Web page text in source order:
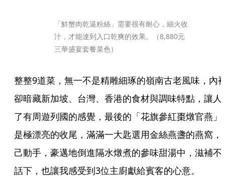
「鮮蟹肉乾逼粉絲」需要很有耐心，細火收
汁，才能達到入口乾爽的效果。（8,880元
三華盛宴套餐菜色）
整整9道菜，無一不是精雕細琢的嶺南古老風味，內
卻暗藏新加坡、台灣、香港的食材與調味特點，讓人
了有周遊列國的感覺，最後的「花旗參紅棗燉官燕」
是極漂亮的收尾，滿滿一大匙選用金絲燕盞的燕窩，
己動手，豪邁地倒進隔水燉煮的參味甜湯中，滋補不
話下，也讓我感受到3位主廚獻給賓客的心意。